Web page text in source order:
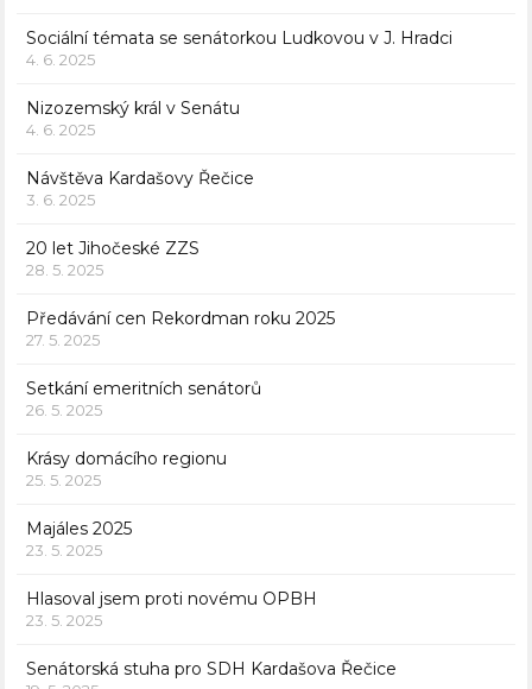
Sociální témata se senátorkou Ludkovou v J. Hradci
4. 6. 2025
Nizozemský král v Senátu
4. 6. 2025
Návštěva Kardašovy Řečice
3. 6. 2025
20 let Jihočeské ZZS
28. 5. 2025
Předávání cen Rekordman roku 2025
27. 5. 2025
Setkání emeritních senátorů
26. 5. 2025
Krásy domácího regionu
25. 5. 2025
Majáles 2025
23. 5. 2025
Hlasoval jsem proti novému OPBH
23. 5. 2025
Senátorská stuha pro SDH Kardašova Řečice